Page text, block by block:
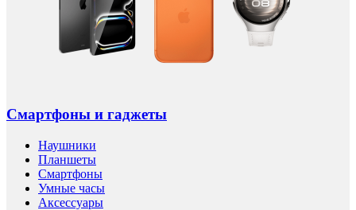
Смартфоны и гаджеты
Наушники
Планшеты
Смартфоны
Умные часы
Аксессуары